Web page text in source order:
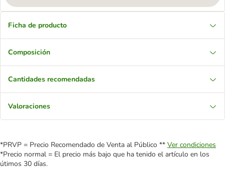
Ficha de producto
Composición
Cantidades recomendadas
Valoraciones
*PRVP = Precio Recomendado de Venta al Público ** Ver condiciones
*Precio normal = El precio más bajo que ha tenido el artículo en los
útimos 30 días.